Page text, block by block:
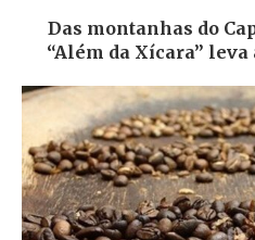
Das montanhas do
“Além da Xícara” leva